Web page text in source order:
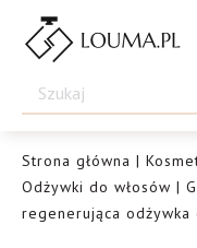
Przejdź
Strona główna |
Odżywki do włosów |
regenerująca odżywka